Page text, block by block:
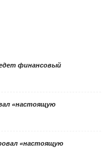
финансовый
«настоящую
«настоящую